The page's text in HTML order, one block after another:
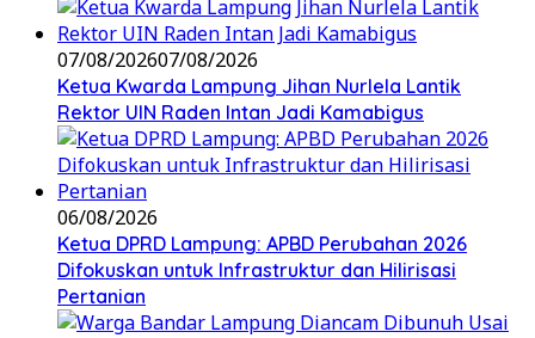
07/08/202607/08/2026
Ketua Kwarda Lampung Jihan Nurlela Lantik
Rektor UIN Raden Intan Jadi Kamabigus
06/08/2026
Ketua DPRD Lampung: APBD Perubahan 2026
Difokuskan untuk Infrastruktur dan Hilirisasi
Pertanian